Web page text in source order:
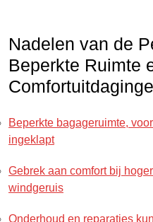
Nadelen van de
Beperkte Ruimte
Beperkte bagageruimte,
ingeklapt
Gebrek aan comfort bij
windgeruis
Onderhoud en reparaties